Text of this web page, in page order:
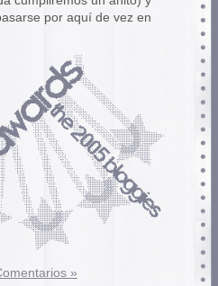
por aquí de vez en
»